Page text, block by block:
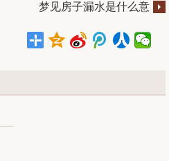
梦见房子漏水是什么意